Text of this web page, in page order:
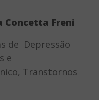
Concetta Freni
de Depressão
e
Transtornos